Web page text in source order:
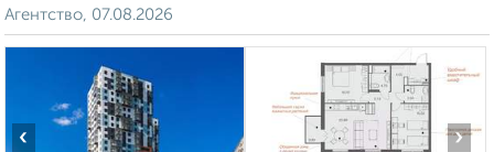
Агентство, 07.08.2026
‹ ›